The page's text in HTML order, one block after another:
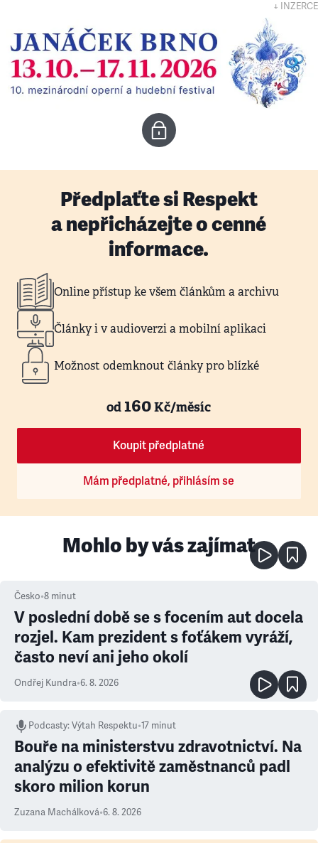
↓ INZERCE
Předplaťte si Respekt
a nepřicházejte o cenné
informace.
Online přístup ke všem článkům a archivu
Články i v audioverzi a mobilní aplikaci
Možnost odemknout články pro blízké
od160Kč/měsíc
Koupit předplatné
Mám předplatné, přihlásím se
Mohlo by vás zajímat
Česko•8 minut
V poslední době se s focením aut docela
rozjel. Kam prezident s foťákem vyráží,
často neví ani jeho okolí
Ondřej Kundra•6. 8. 2026
Podcasty:Výtah Respektu•17 minut
Bouře na ministerstvu zdravotnictví. Na
analýzu o efektivitě zaměstnanců padl
skoro milion korun
Zuzana Machálková•6. 8. 2026